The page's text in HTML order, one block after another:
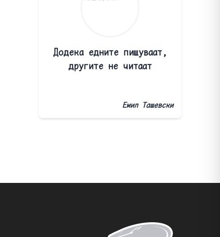
Додека едните пишуваат,
другите не читаат
Емил Ташевски